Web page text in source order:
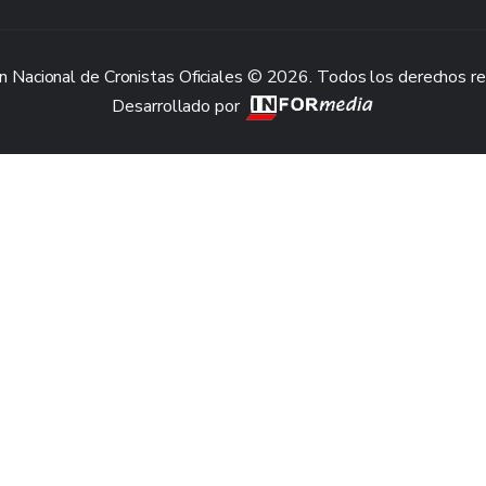
Nacional de Cronistas Oficiales © 2026. Todos los derechos
Desarrollado por